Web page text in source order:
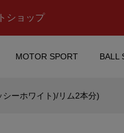
ショップ
MOTOR SPORT BALL
ーホワイト)/リム2本分)